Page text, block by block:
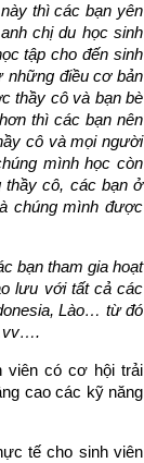
thì các bạn yên
chị du học sinh
tập cho đến sinh
những điều cơ bản
thầy cô và bạn bè
thì các bạn nên
cô và mọi người
mình học còn
cô, các bạn ở
chúng mình được
bạn tham gia hoạt
lưu với tất cả các
Lào… từ đó
viên có cơ hội trải
cao các kỹ năng
tế cho sinh viên